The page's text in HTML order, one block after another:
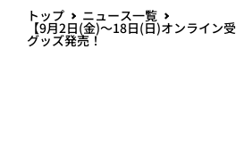
トップ ニュース一覧
【9月2日(金)～18日(日)オンライン
グッズ発売！